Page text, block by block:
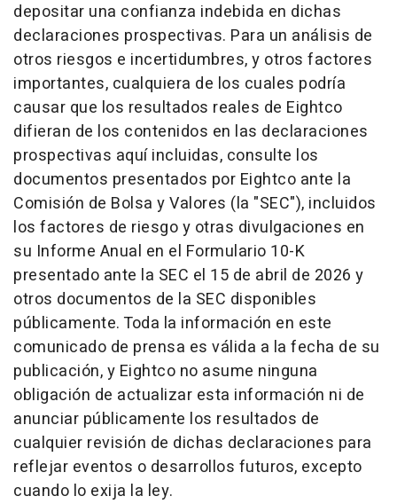
depositar una confianza indebida en dichas
declaraciones prospectivas. Para un análisis de
otros riesgos e incertidumbres, y otros factores
importantes, cualquiera de los cuales podría
causar que los resultados reales de Eightco
difieran de los contenidos en las declaraciones
prospectivas aquí incluidas, consulte los
documentos presentados por Eightco ante la
Comisión de Bolsa y Valores (la "SEC"), incluidos
los factores de riesgo y otras divulgaciones en
su Informe Anual en el Formulario 10-K
presentado ante la SEC el 15 de abril de 2026 y
otros documentos de la SEC disponibles
públicamente. Toda la información en este
comunicado de prensa es válida a la fecha de su
publicación, y Eightco no asume ninguna
obligación de actualizar esta información ni de
anunciar públicamente los resultados de
cualquier revisión de dichas declaraciones para
reflejar eventos o desarrollos futuros, excepto
cuando lo exija la ley.